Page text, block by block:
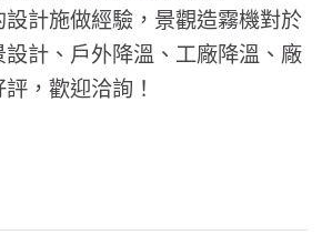
計施做經驗，景觀造霧機對於
計、戶外降溫、工廠降溫、廠
，歡迎洽詢！